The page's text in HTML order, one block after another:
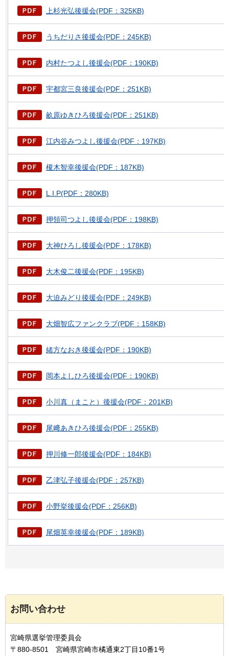
上杉光弘後援会(PDF：325KB)
うちだりさ後援会(PDF：245KB)
内村たつよし後援会(PDF：190KB)
宇都宮三良後援会(PDF：251KB)
畝原ゆきひろ後援会(PDF：251KB)
江内谷みつよし後援会(PDF：197KB)
榎木智幸後援会(PDF：187KB)
L.I.P(PDF：280KB)
押領司つよし後援会(PDF：198KB)
大神ひろし後援会(PDF：178KB)
大木俊二後援会(PDF：195KB)
大迫みどり後援会(PDF：249KB)
大畑智広ファンクラブ(PDF：158KB)
緒方なおき後援会(PDF：190KB)
岡本よしひろ後援会(PDF：190KB)
小川真（まこと）後援会(PDF：201KB)
尾﨑あきひろ後援会(PDF：255KB)
押川修一郎後援会(PDF：184KB)
乙津弘子後援会(PDF：257KB)
小野挙後援会(PDF：256KB)
尾畑英幸後援会(PDF：189KB)
お問い合わせ
宮崎県選挙管理委員会
〒880-8501 宮崎県宮崎市橘通東2丁目10番1号